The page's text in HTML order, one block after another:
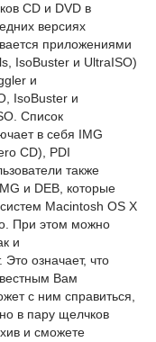
CD и DVD в
версиях
приложениями
IsoBuster и UltraISO)
и
IsoBuster и
Список
в себя IMG
CD), PDI
также
и DEB, которые
Macintosh OS X
При этом можно
и
означает, что
Вам
с ним справиться,
в пару щелчков
и сможете